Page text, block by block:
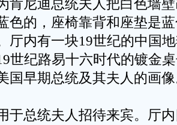
尼迪总统夫人把白色墙壁
色的，座椅靠背和座垫是
厅内有一块19世纪的中国
世纪路易十六时代的镀金
国早期总统及其夫人的画
总统夫人招待来宾。厅内